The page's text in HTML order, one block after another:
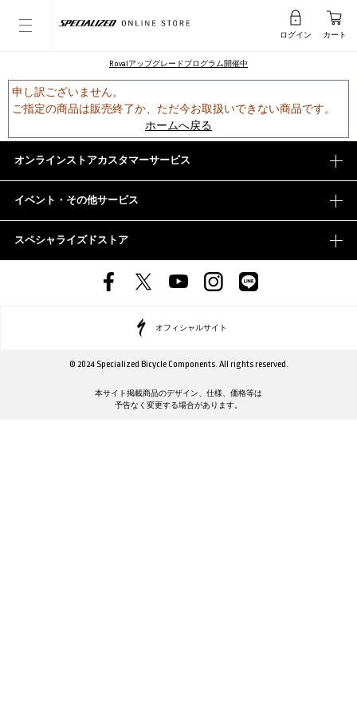
ログイン カート
Rovalアップグレードプログラム開催中
申し訳ございません。
ご指定の商品は販売終了か、ただ今お取扱いできない商品です。
ホームへ戻る
オンラインストアカスタマーサービス
イベント・その他サービス
スペシャライズドストア
オフィシャルサイト
© 2024 Specialized Bicycle Components. All rights reserved.
本サイト掲載商品のデザイン、仕様、価格等は
予告なく変更する場合があります。